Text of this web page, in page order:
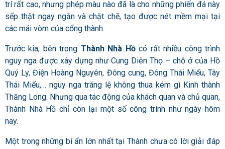
trí rất cao, nhưng phép màu nào đã là cho những phiến đá này
sếp thật ngay ngắn và chặt chẽ, tạo được nét mềm mại tại
các mái vòm của cổng thành.
Trước kia, bên trong Thành Nhà Hồcó rất nhiều công trình
nguy nga được xây dựng như Cung Diên Thọ – chỗ ở của Hồ
Quý Ly, Điện Hoàng Nguyên, Đông cung, Đông Thái Miếu, Tây
Thái Miếu,… nguy nga tráng lệ không thua kém gì Kinh thành
Thăng Long. Nhưng qua tác động của khách quan và chủ quan,
Thành Nhà Hồ chỉ còn lại một số công trình như ngày hôm
nay.
Một trong những bí ẩn lớn nhất tại Thànhchưa có lời giải đáp